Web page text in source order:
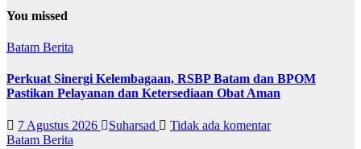
You missed
Batam Berita
Perkuat Sinergi Kelembagaan, RSBP Batam dan BPOM
Pastikan Pelayanan dan Ketersediaan Obat Aman
7 Agustus 2026 Suharsad
Tidak ada komentar
Batam Berita